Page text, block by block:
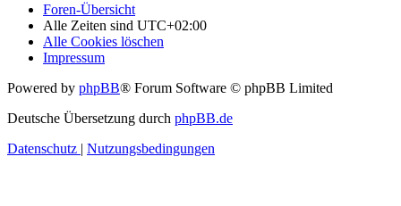
Foren-Übersicht
Alle Zeiten sind UTC+02:00
Alle Cookies löschen
Impressum
Powered by phpBB® Forum Software © phpBB Limited
Deutsche Übersetzung durch phpBB.de
Datenschutz | Nutzungsbedingungen